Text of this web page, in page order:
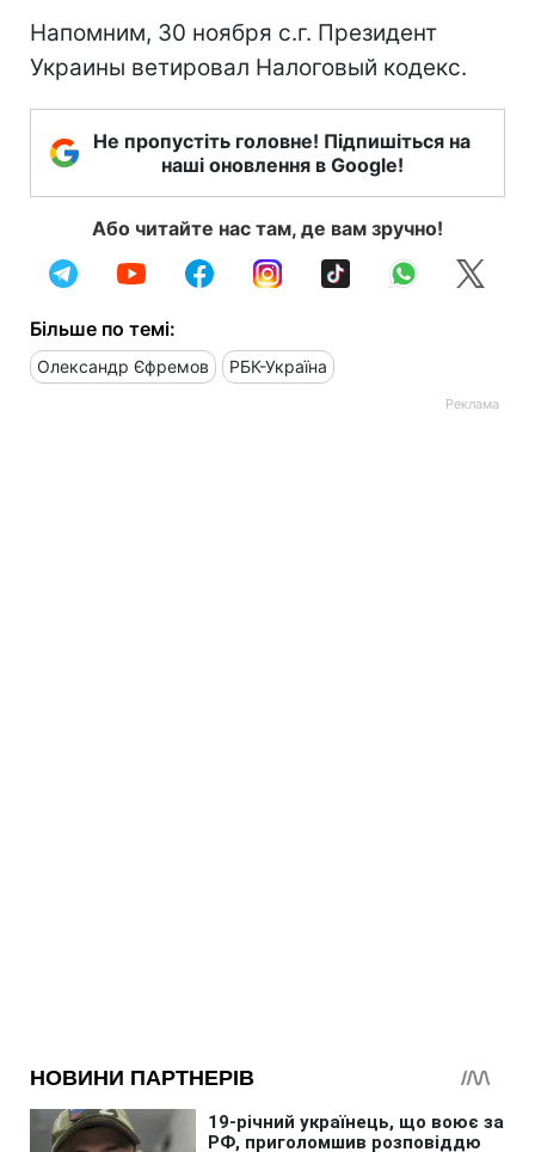
Напомним, 30 ноября с.г. Президент
Украины ветировал Налоговый кодекс.
Не пропустіть головне! Підпишіться на
наші оновлення в Google!
Або читайте нас там, де вам зручно!
Більше по темі:
Олександр Єфремов РБК-Україна